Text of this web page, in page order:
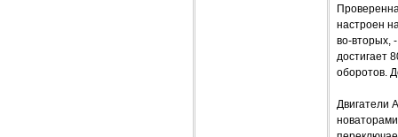
настроен
во-вторых,
достигает
оборотов.
Двигатели